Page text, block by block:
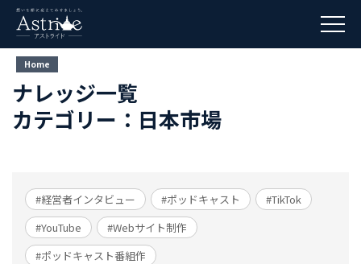
Home
ナレッジ一覧
カテゴリー：日本市場
#経営者インタビュー #ポッドキャスト
#TikTok
#YouTube
#Webサイト制作
#ポッドキャスト番組作